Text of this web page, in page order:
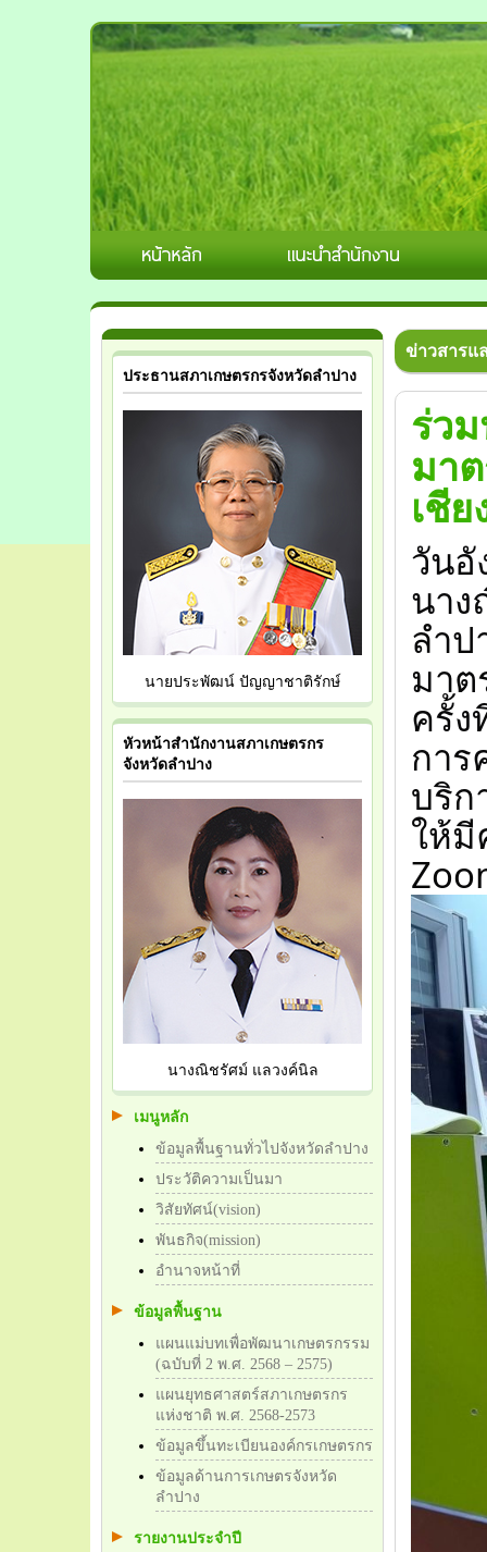
ประธานสภาเกษตรกรจังหวัดลำปาง
นายประพัฒน์ ปัญญาชาติรักษ์
หัวหน้าสำนักงานสภาเกษตรกร
จังหวัดลำปาง
นางณิชรัศม์ แลวงค์นิล
เมนูหลัก
ข้อมูลพื้นฐานทั่วไปจังหวัดลำปาง
ประวัติความเป็นมา
วิสัยทัศน์(vision)
พันธกิจ(mission)
อำนาจหน้าที่
ข้อมูลพื้นฐาน
แผนแม่บทเพื่อพัฒนาเกษตรกรรม
(ฉบับที่ 2 พ.ศ. 2568 – 2575)
แผนยุทธศาสตร์สภาเกษตรกร
แห่งชาติ พ.ศ. 2568-2573
ข้อมูลขึ้นทะเบียนองค์กรเกษตรกร
ข้อมูลด้านการเกษตรจังหวัด
ลำปาง
รายงานประจำปี
ข่าวสารแ
ร่ว
มา
เชีย
วันอั
นาง
ลำ
มาต
ครั้
กา
บริ
ให้